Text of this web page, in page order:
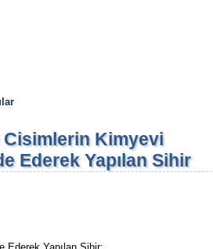
Cisimlerin Kimyevi
Ederek Yapılan Sihir